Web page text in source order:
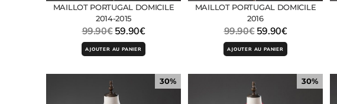
MAILLOT PORTUGAL DOMICILE
2014-2015
99.90€ 59.90€
AJOUTER AU PANIER
MAILLOT PORTUGAL DOMICILE
2016
99.90€ 59.90€
AJOUTER AU PANIER
30% 30%